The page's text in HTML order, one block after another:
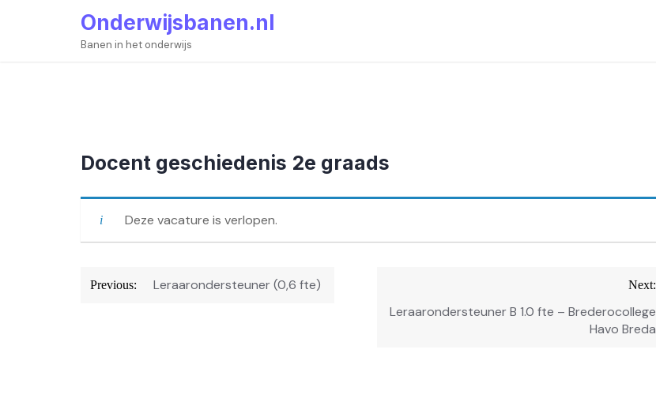
Onderwijsbanen.nl
Banen in het onderwijs
Docent geschiedenis 2e graads
Deze vacature is verlopen.
Bericht
Previous: Leraarondersteuner (0,6 fte) Next:
Leraarondersteuner B 1.0 fte – Brederocollege
Havo Breda